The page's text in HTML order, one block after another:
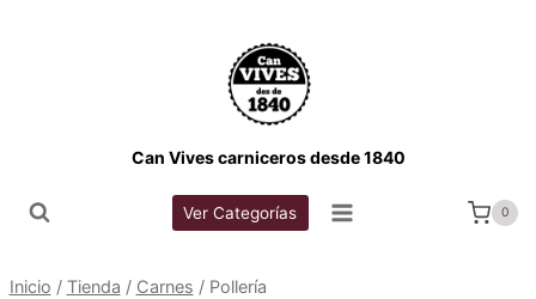
Can Vives carniceros desde 1840
Ver Categorías 0
Inicio / Tienda / Carnes / Pollería